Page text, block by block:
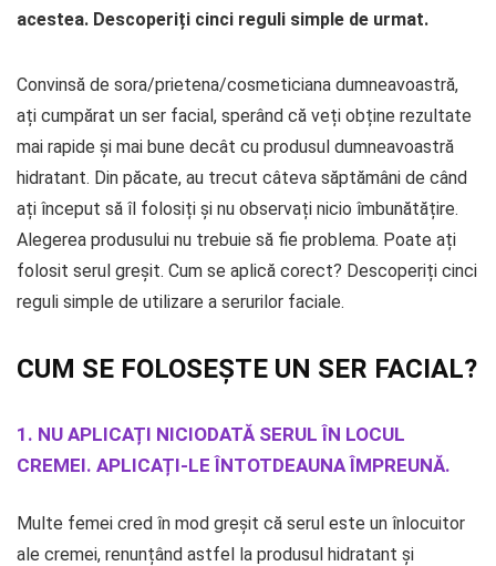
acestea. Descoperiți cinci reguli simple de urmat.
Convinsă de sora/prietena/cosmeticiana dumneavoastră,
ați cumpărat un ser facial, sperând că veți obține rezultate
mai rapide și mai bune decât cu produsul dumneavoastră
hidratant. Din păcate, au trecut câteva săptămâni de când
ați început să îl folosiți și nu observați nicio îmbunătățire.
Alegerea produsului nu trebuie să fie problema. Poate ați
folosit serul greșit. Cum se aplică corect? Descoperiți cinci
reguli simple de utilizare a serurilor faciale.
CUM SE FOLOSEȘTE UN SER FACIAL?
1. NU APLICAȚI NICIODATĂ SERUL ÎN LOCUL
CREMEI. APLICAȚI-LE ÎNTOTDEAUNA ÎMPREUNĂ.
Multe femei cred în mod greșit că serul este un înlocuitor
ale cremei, renunțând astfel la produsul hidratant și